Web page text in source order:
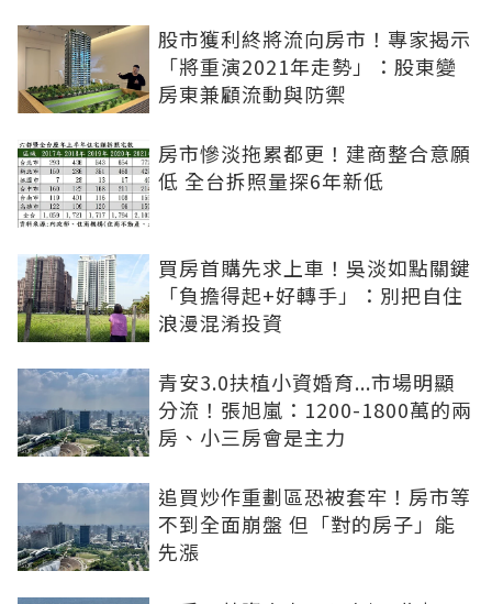
股市獲利終將流向房市！專家揭示
「將重演2021年走勢」：股東變
房東兼顧流動與防禦
房市慘淡拖累都更！建商整合意願
低 全台拆照量探6年新低
買房首購先求上車！吳淡如點關鍵
「負擔得起+好轉手」：別把自住
浪漫混淆投資
青安3.0扶植小資婚育...市場明顯
分流！張旭嵐：1200-1800萬的兩
房、小三房會是主力
追買炒作重劃區恐被套牢！房市等
不到全面崩盤 但「對的房子」能
先漲